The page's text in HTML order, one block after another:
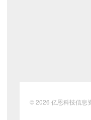
© 2026 亿恩科技信息